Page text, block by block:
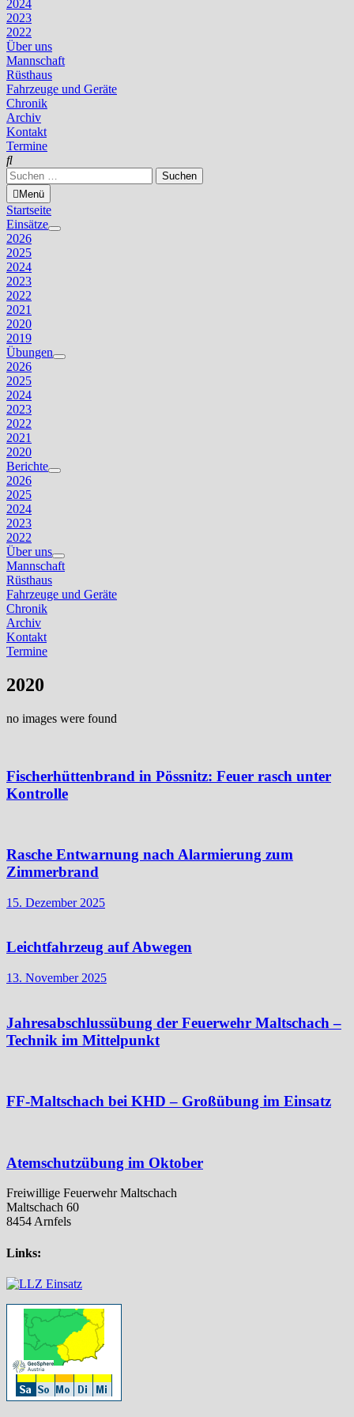
2024
2023
2022
Über uns
Mannschaft
Rüsthaus
Fahrzeuge und Geräte
Chronik
Archiv
Kontakt
Termine
Suchen
nach:Menü
Startseite
Einsätze
Untermenü
2026
2025
2024
2023
2022
2021
2020
2019
Übungen
Untermenü
2026
2025
2024
2023
2022
2021
2020
Berichte
Untermenü
2026
2025
2024
2023
2022
Über uns
Untermenü
anzeigen
Mannschaft
Rüsthaus
Fahrzeuge und Geräte
Chronik
Archiv
Kontakt
Termine
2020
no images were found
Fischerhüttenbrand in Pössnitz: Feuer rasch unter
Kontrolle
Rasche Entwarnung nach Alarmierung zum
Zimmerbrand
15. Dezember 2025
Leichtfahrzeug auf Abwegen
13. November 2025
Jahresabschlussübung der Feuerwehr Maltschach –
Technik im Mittelpunkt
FF-Maltschach bei KHD – Großübung im Einsatz
Atemschutzübung im Oktober
Freiwillige Feuerwehr Maltschach
Maltschach 60
8454 Arnfels
Links: